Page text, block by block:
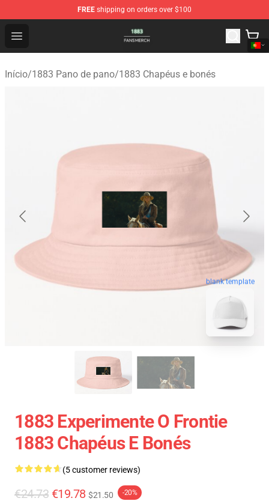
FREE shipping on orders over $100
Open menu
1883 Shop - Official 1883 Merchandise Store
Início/1883 Pano de pano/1883 Chapéus e bonés
blank template
1883 Experimente O Frontie
1883 Chapéus E Bonés
(5 customer reviews)
€24.73 €19.78 $21.50 -20%